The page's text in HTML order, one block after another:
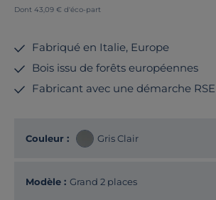
Dont 43,09 € d'éco-part
Fabriqué en Italie, Europe
Bois issu de forêts européennes
Fabricant avec une démarche RSE
Couleur : Gris Clair
Modèle : Grand 2 places